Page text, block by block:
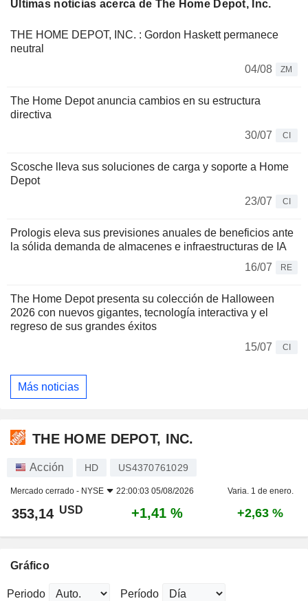
Últimas noticias acerca de The Home Depot, Inc.
THE HOME DEPOT, INC. : Gordon Haskett permanece
neutral
04/08
ZM
The Home Depot anuncia cambios en su estructura
directiva
30/07
CI
Scosche lleva sus soluciones de carga y soporte a Home
Depot
23/07
CI
Prologis eleva sus previsiones anuales de beneficios ante
la sólida demanda de almacenes e infraestructuras de IA
16/07
RE
The Home Depot presenta su colección de Halloween
2026 con nuevos gigantes, tecnología interactiva y el
regreso de sus grandes éxitos
15/07
CI
Más noticias
THE HOME DEPOT, INC.
Acción HD US4370761029
Mercado cerrado - NYSE 22:00:03 05/08/2026 Varia. 1 de enero.
353,14 USD +1,41 % +2,63 %
Gráfico
Periodo Período